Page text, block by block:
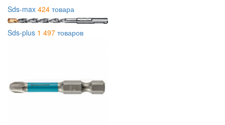
Sds-max 424 товара
Sds-plus 1 497 товаров